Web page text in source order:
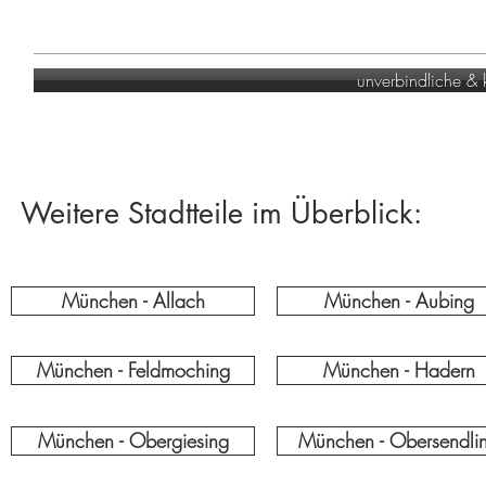
unverbindliche &
Weitere Stadtteile im Überblick:
München - Allach München - Aubing
München - Feldmoching München - Hadern
München - Obergiesing München -